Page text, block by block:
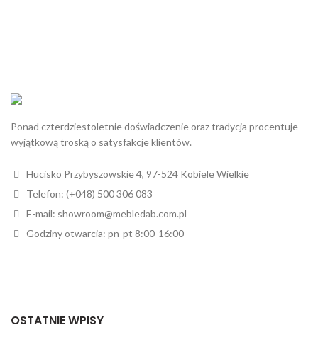
Ponad czterdziestoletnie doświadczenie oraz tradycja procentuje
wyjątkową troską o satysfakcje klientów.
Hucisko Przybyszowskie 4, 97-524 Kobiele Wielkie
Telefon: (+048) 500 306 083
E-mail: showroom@mebledab.com.pl
Godziny otwarcia: pn-pt 8:00-16:00
OSTATNIE WPISY